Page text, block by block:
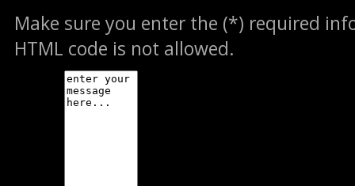
Make sure you enter the (*) required
HTML code is not allowed.